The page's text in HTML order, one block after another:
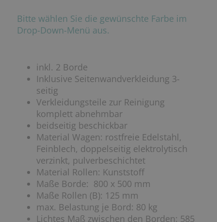
Bitte wählen Sie die gewünschte Farbe im
Drop-Down-Menü aus.
inkl. 2 Borde
Inklusive Seitenwandverkleidung 3-
seitig
Verkleidungsteile zur Reinigung
komplett abnehmbar
beidseitig beschickbar
Material Wagen: rostfreie Edelstahl,
Feinblech, doppelseitig elektrolytisch
verzinkt, pulverbeschichtet
Material Rollen: Kunststoff
Maße Borde: 800 x 500 mm
Maße Rollen (B): 125 mm
max. Belastung je Bord: 80 kg
Lichtes Maß zwischen den Borden: 585